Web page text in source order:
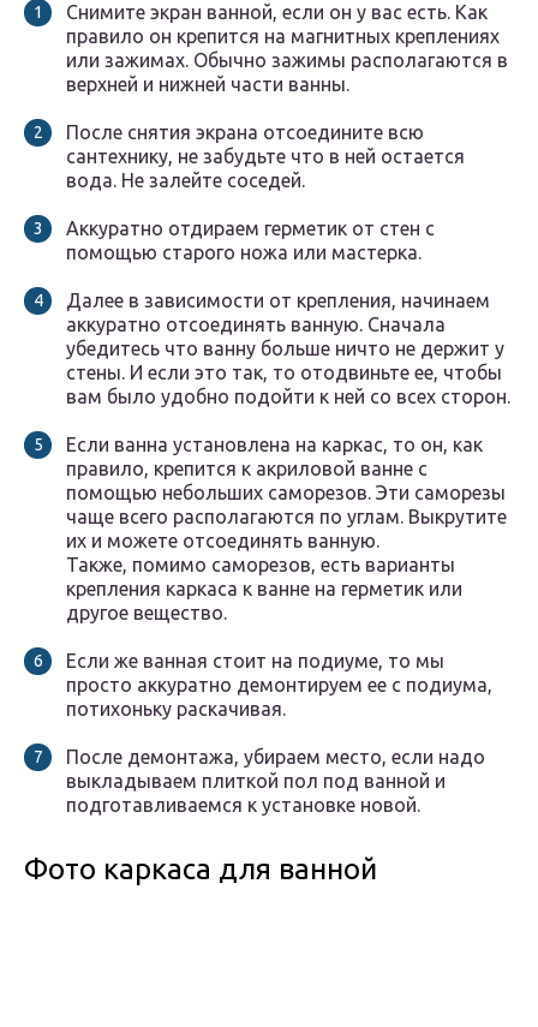
Снимите экран ванной, если он у вас есть. Как
правило он крепится на магнитных креплениях
или зажимах. Обычно зажимы располагаются в
верхней и нижней части ванны.
После снятия экрана отсоедините всю
сантехнику, не забудьте что в ней остается
вода. Не залейте соседей.
Аккуратно отдираем герметик от стен с
помощью старого ножа или мастерка.
Далее в зависимости от крепления, начинаем
аккуратно отсоединять ванную. Сначала
убедитесь что ванну больше ничто не держит у
стены. И если это так, то отодвиньте ее, чтобы
вам было удобно подойти к ней со всех сторон.
Если ванна установлена на каркас, то он, как
правило, крепится к акриловой ванне с
помощью небольших саморезов. Эти саморезы
чаще всего располагаются по углам. Выкрутите
их и можете отсоединять ванную.
Также, помимо саморезов, есть варианты
крепления каркаса к ванне на герметик или
другое вещество.
Если же ванная стоит на подиуме, то мы
просто аккуратно демонтируем ее с подиума,
потихоньку раскачивая.
После демонтажа, убираем место, если надо
выкладываем плиткой пол под ванной и
подготавливаемся к установке новой.
Фото каркаса для ванной